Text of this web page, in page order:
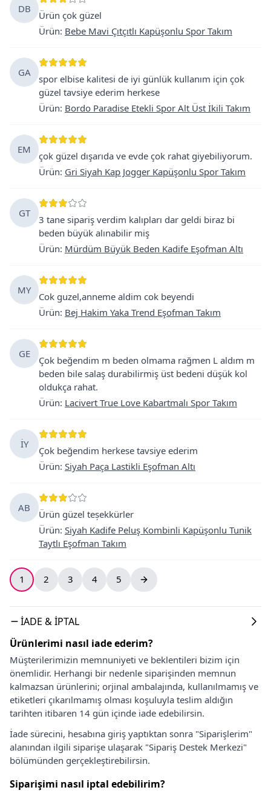
DB
Ürün çok güzel
Ürün: Bebe Mavi Çıtçıtlı Kapüşonlu Spor Takım
GA
spor elbise kalitesi de iyi günlük kullanım için çok
güzel tavsiye ederim herkese
Ürün: Bordo Paradise Etekli Spor Alt Üst İkili Takım
EM
çok güzel dışarıda ve evde çok rahat giyebiliyorum.
Ürün: Gri Siyah Kap Jogger Kapüşonlu Spor Takım
GT
3 tane sipariş verdim kalıpları dar geldi biraz bi
beden büyük alınabilir miş
Ürün: Mürdüm Büyük Beden Kadife Eşofman Altı
MY
Cok guzel,anneme aldim cok beyendi
Ürün: Bej Hakim Yaka Trend Eşofman Takım
GE
Çok beğendim m beden olmama rağmen L aldım m
beden bile salaş durabilirmiş üst bedeni düşük kol
oldukça rahat.
Ürün: Lacivert True Love Kabartmalı Spor Takım
İY
Çok beğendim herkese tavsiye ederim
Ürün: Siyah Paça Lastikli Eşofman Altı
AB
Ürün güzel teșekkürler
Ürün: Siyah Kadife Peluş Kombinli Kapüşonlu Tunik
Taytlı Eşofman Takım
1 2 3 4 5
İADE & İPTAL
Ürünlerimi nasıl iade ederim?
Müşterilerimizin memnuniyeti ve beklentileri bizim için
önemlidir. Herhangi bir nedenle siparişinden memnun
kalmazsan ürünlerini; orjinal ambalajında, kullanılmamış ve
etiketleri çıkarılmamış olması koşuluyla teslim aldığın
tarihten itibaren 14 gün içinde iade edebilirsin.
İade sürecini, hesabına giriş yaptıktan sonra "Siparişlerim"
alanından ilgili siparişe ulaşarak "Sipariş Destek Merkezi"
bölümünden gerçekleştirebilirsin.
Siparişimi nasıl iptal edebilirim?